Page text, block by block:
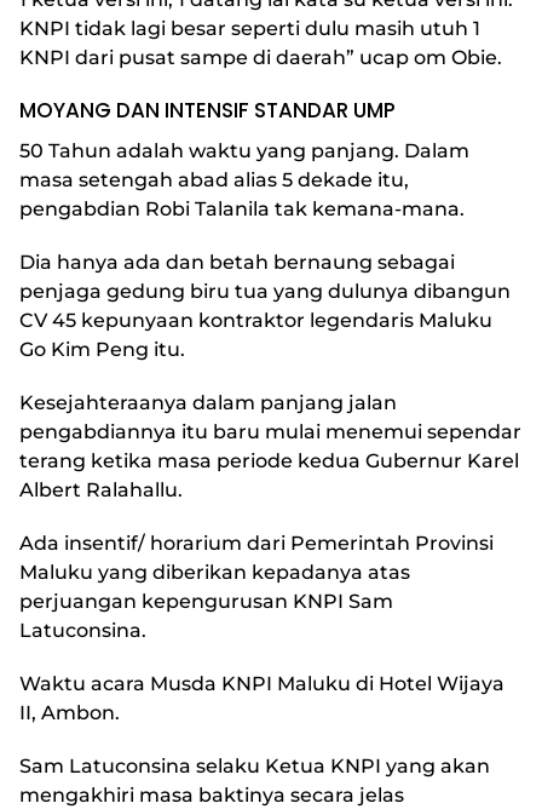
KNPI tidak lagi besar seperti dulu masih utuh 1
KNPI dari pusat sampe di daerah” ucap om Obie.
MOYANG DAN INTENSIF STANDAR UMP
50 Tahun adalah waktu yang panjang. Dalam
masa setengah abad alias 5 dekade itu,
pengabdian Robi Talanila tak kemana-mana.
Dia hanya ada dan betah bernaung sebagai
penjaga gedung biru tua yang dulunya dibangun
CV 45 kepunyaan kontraktor legendaris Maluku
Go Kim Peng itu.
Kesejahteraanya dalam panjang jalan
pengabdiannya itu baru mulai menemui sependar
terang ketika masa periode kedua Gubernur Karel
Albert Ralahallu.
Ada insentif/ horarium dari Pemerintah Provinsi
Maluku yang diberikan kepadanya atas
perjuangan kepengurusan KNPI Sam
Latuconsina.
Waktu acara Musda KNPI Maluku di Hotel Wijaya
II, Ambon.
Sam Latuconsina selaku Ketua KNPI yang akan
mengakhiri masa baktinya secara jelas